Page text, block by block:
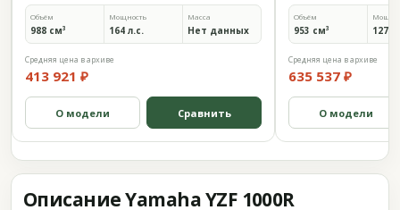
Объём
988 см³
Мощность
164 л.с.
Масса
Нет данных
Средняя цена в архиве
413 921 ₽
О модели Сравнить
Объём
953 см³ 127
Средняя цена в архиве
635 537 ₽
О модели
Описание Yamaha YZF 1000R